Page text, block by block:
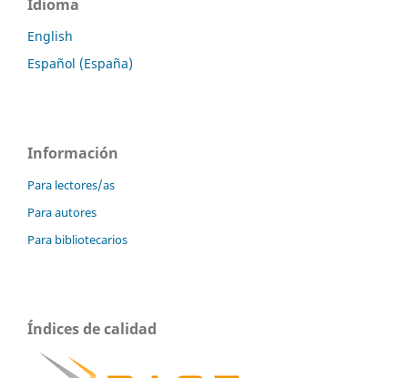
Idioma
English
Español (España)
Información
Para lectores/as
Para autores
Para bibliotecarios
Índices de calidad